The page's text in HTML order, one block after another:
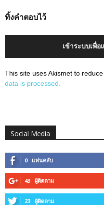
ทิ้งคำตอบไว้
เข้าระบบเพื่
This site uses Akismet to
data is processed.
Social Media
0 แฟนคลับ
43 ผู้ติดตาม
23 ผู้ติดตาม